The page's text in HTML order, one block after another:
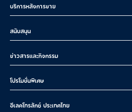
บริการหลังการขาย
สนับสนุน
ข่าวสารและกิจกรรม
โปรโมชั่นพิเศษ
อีเลคโทรลักซ์ ประเทศไทย